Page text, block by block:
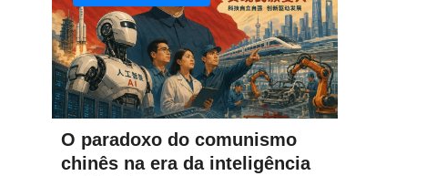
O paradoxo do comunismo
chinês na era da inteligência